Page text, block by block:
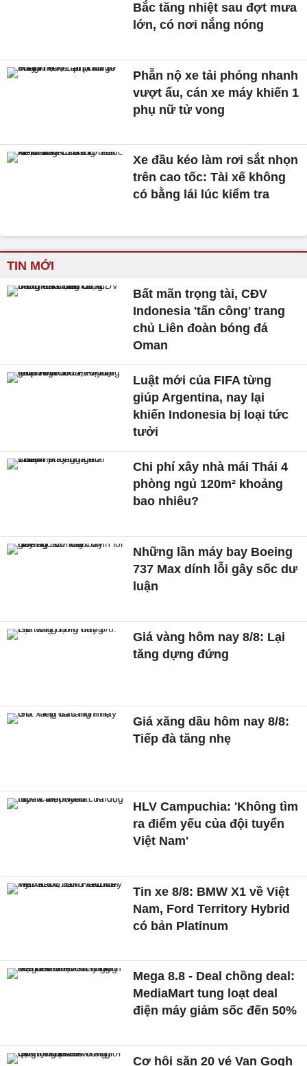
Bắc tăng nhiệt sau đợt mưa
lớn, có nơi nắng nóng
Phẫn nộ xe tải phóng nhanh
vượt ẩu, cán xe máy khiến 1
phụ nữ tử vong
Xe đầu kéo làm rơi sắt nhọn
trên cao tốc: Tài xế không
có bằng lái lúc kiểm tra
TIN MỚI
Bất mãn trọng tài, CĐV
Indonesia 'tấn công' trang
chủ Liên đoàn bóng đá
Oman
Luật mới của FIFA từng
giúp Argentina, nay lại
khiến Indonesia bị loại tức
tưởi
Chi phí xây nhà mái Thái 4
phòng ngủ 120m² khoảng
bao nhiêu?
Những lần máy bay Boeing
737 Max dính lỗi gây sốc dư
luận
Giá vàng hôm nay 8/8: Lại
tăng dựng đứng
Giá xăng dầu hôm nay 8/8:
Tiếp đà tăng nhẹ
HLV Campuchia: 'Không tìm
ra điểm yếu của đội tuyển
Việt Nam'
Tin xe 8/8: BMW X1 về Việt
Nam, Ford Territory Hybrid
có bản Platinum
Mega 8.8 - Deal chồng deal:
MediaMart tung loạt deal
điện máy giảm sốc đến 50%
Cơ hội săn 20 vé Van Gogh